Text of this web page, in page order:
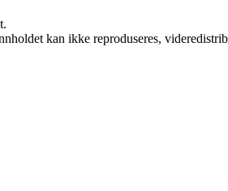
kan ikke reproduseres,